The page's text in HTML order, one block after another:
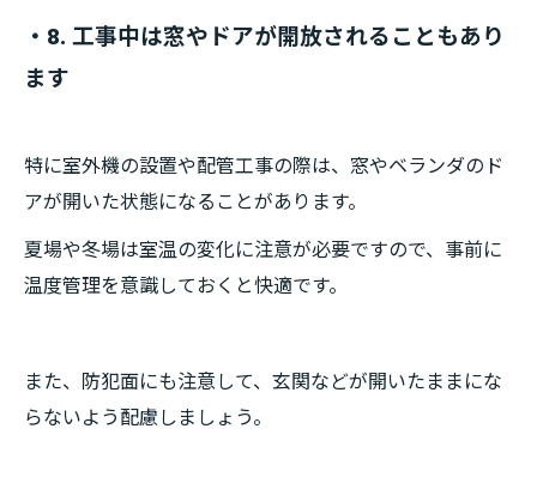
・8. 工事中は窓やドアが開放されることもあり
ます
特に室外機の設置や配管工事の際は、窓やベランダのド
アが開いた状態になることがあります。
夏場や冬場は室温の変化に注意が必要ですので、事前に
温度管理を意識しておくと快適です。
また、防犯面にも注意して、玄関などが開いたままにな
らないよう配慮しましょう。